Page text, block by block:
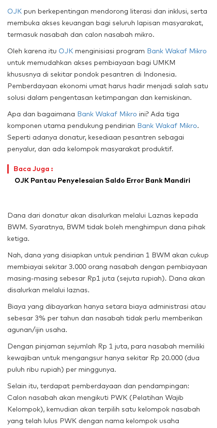
OJK pun berkepentingan mendorong literasi dan inklusi, serta
membuka akses keuangan bagi seluruh lapisan masyarakat,
termasuk nasabah dan calon nasabah mikro.
Oleh karena itu OJK menginisiasi program Bank Wakaf Mikro
untuk memudahkan akses pembiayaan bagi UMKM
khususnya di sekitar pondok pesantren di Indonesia.
Pemberdayaan ekonomi umat harus hadir menjadi salah satu
solusi dalam pengentasan ketimpangan dan kemiskinan.
Apa dan bagaimana Bank Wakaf Mikro ini? Ada tiga
komponen utama pendukung pendirian Bank Wakaf Mikro.
Seperti adanya donatur, kesediaan pesantren sebagai
penyalur, dan ada kelompok masyarakat produktif.
Baca Juga :
OJK Pantau Penyelesaian Saldo Error Bank Mandiri
Dana dari donatur akan disalurkan melalui Laznas kepada
BWM. Syaratnya, BWM tidak boleh menghimpun dana pihak
ketiga.
Nah, dana yang disiapkan untuk pendirian 1 BWM akan cukup
membiayai sekitar 3.000 orang nasabah dengan pembiayaan
masing-masing sebesar Rp1 juta (sejuta rupiah). Dana akan
disalurkan melalui laznas.
Biaya yang dibayarkan hanya setara biaya administrasi atau
sebesar 3% per tahun dan nasabah tidak perlu memberikan
agunan/ijin usaha.
Dengan pinjaman sejumlah Rp 1 juta, para nasabah memiliki
kewajiban untuk mengangsur hanya sekitar Rp 20.000 (dua
puluh ribu rupiah) per minggunya.
Selain itu, terdapat pemberdayaan dan pendampingan:
Calon nasabah akan mengikuti PWK (Pelatihan Wajib
Kelompok), kemudian akan terpilih satu kelompok nasabah
yang telah lulus PWK dengan nama kelompok usaha